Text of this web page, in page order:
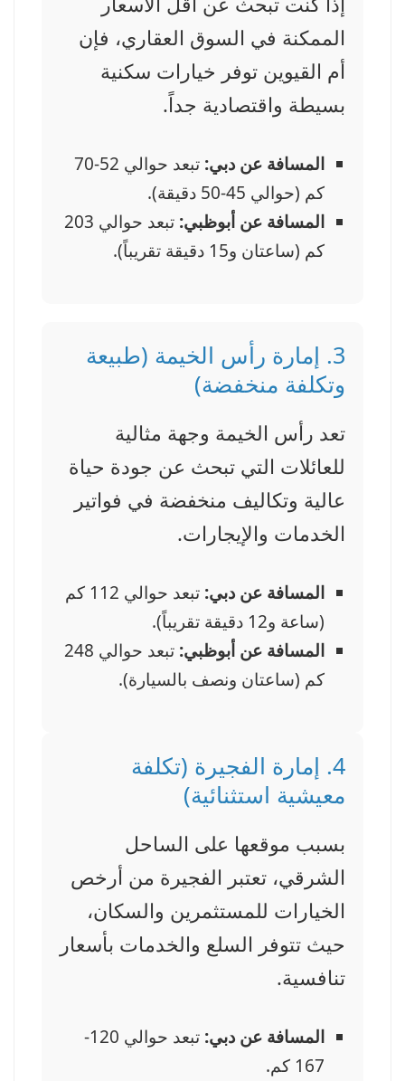
الممكنة في السوق العقاري، فإن
أم القيوين توفر خيارات سكنية
بسيطة واقتصادية جداً.
المسافة عن دبي:
تبعد حوالي 52-70
كم (حوالي 45-50 دقيقة).
المسافة عن أبوظبي:
تبعد حوالي 203
كم (ساعتان و15 دقيقة تقريباً).
3. إمارة رأس الخيمة (طبيعة
وتكلفة منخفضة)
تعد رأس الخيمة وجهة مثالية
للعائلات التي تبحث عن جودة حياة
عالية وتكاليف منخفضة في فواتير
الخدمات والإيجارات.
المسافة عن دبي:
تبعد حوالي 112 كم
(ساعة و12 دقيقة تقريباً).
المسافة عن أبوظبي:
تبعد حوالي 248
كم (ساعتان ونصف بالسيارة).
4. إمارة الفجيرة (تكلفة
معيشية استثنائية)
بسبب موقعها على الساحل
الشرقي، تعتبر الفجيرة من أرخص
الخيارات للمستثمرين والسكان،
حيث تتوفر السلع والخدمات بأسعار
تنافسية.
المسافة عن دبي:
تبعد حوالي 120-
167 كم.